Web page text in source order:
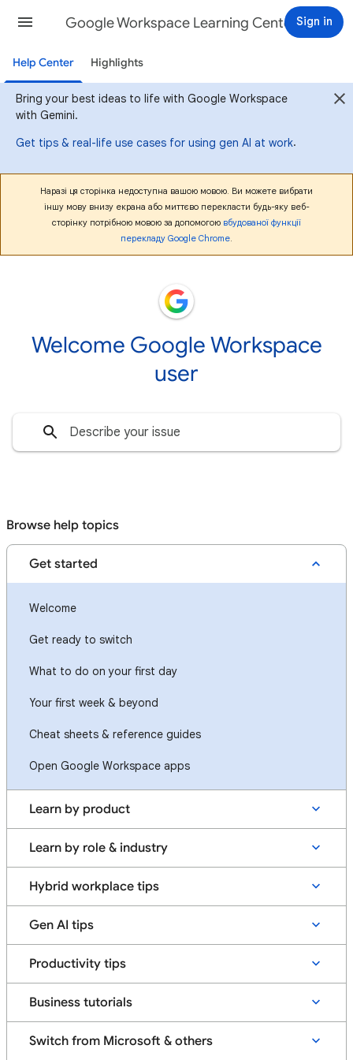
Google Workspace Learning CenterSign in
Help Center Highlights
Bring your best ideas to life with Google Workspace
with Gemini.
Get tips & real-life use cases for using gen AI at work.
Наразі ця сторінка недоступна вашою мовою. Ви можете вибрати
іншу мову внизу екрана або миттєво перекласти будь-яку веб-
сторінку потрібною мовою за допомогою вбудованої функції
перекладу Google Chrome.
Welcome Google Workspace
user
Browse help topics
Get started
Welcome
Get ready to switch
What to do on your first day
Your first week & beyond
Cheat sheets & reference guides
Open Google Workspace apps
Learn by product
Learn by role & industry
Hybrid workplace tips
Gen AI tips
Productivity tips
Business tutorials
Switch from Microsoft & others